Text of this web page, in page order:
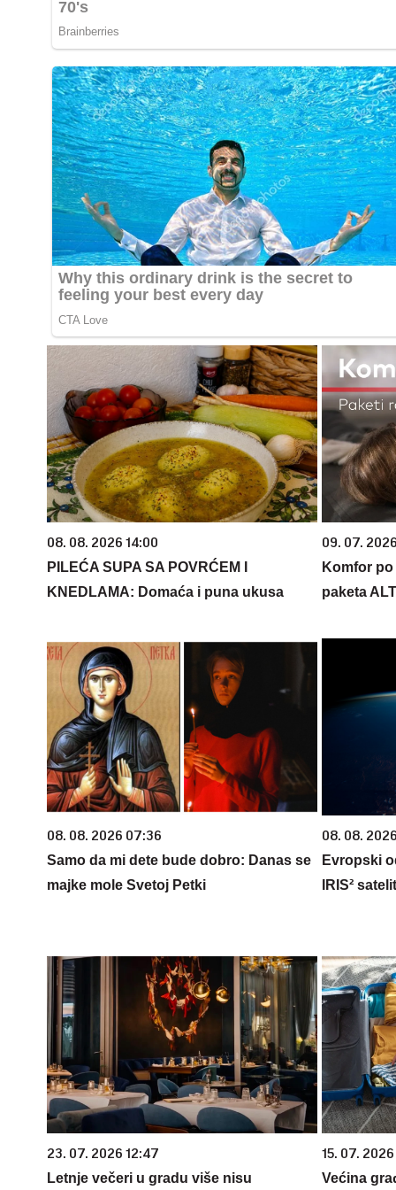
08. 08. 2026 14:00
PILEĆA SUPA SA POVRĆEM I
KNEDLAMA: Domaća i puna ukusa
09. 07.
Komfor
paketa
08. 08. 2026 07:36
Samo da mi dete bude dobro: Danas se
majke mole Svetoj Petki
08. 08.
Evropski
IRIS²
23. 07. 2026 12:47
Letnje večeri u gradu više nisu
15. 07.
Većina